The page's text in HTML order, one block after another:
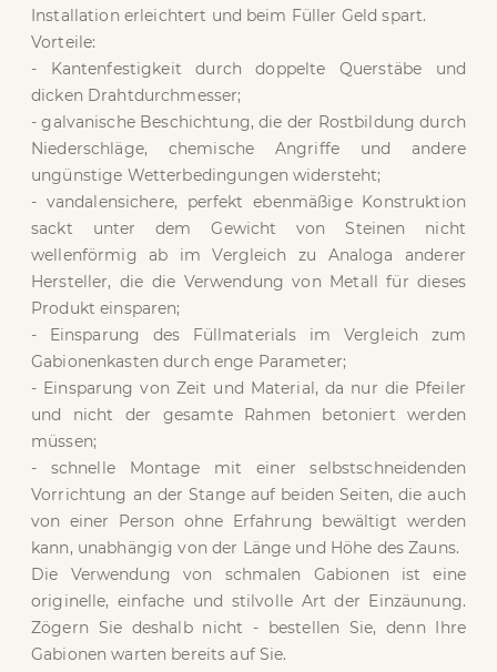
Installation erleichtert und beim Füller Geld spart.
Vorteile:
- Kantenfestigkeit durch doppelte Querstäbe und
dicken Drahtdurchmesser;
- galvanische Beschichtung, die der Rostbildung durch
Niederschläge, chemische Angriffe und andere
ungünstige Wetterbedingungen widersteht;
- vandalensichere, perfekt ebenmäßige Konstruktion
sackt unter dem Gewicht von Steinen nicht
wellenförmig ab im Vergleich zu Analoga anderer
Hersteller, die die Verwendung von Metall für dieses
Produkt einsparen;
- Einsparung des Füllmaterials im Vergleich zum
Gabionenkasten durch enge Parameter;
- Einsparung von Zeit und Material, da nur die Pfeiler
und nicht der gesamte Rahmen betoniert werden
müssen;
- schnelle Montage mit einer selbstschneidenden
Vorrichtung an der Stange auf beiden Seiten, die auch
von einer Person ohne Erfahrung bewältigt werden
kann, unabhängig von der Länge und Höhe des Zauns.
Die Verwendung von schmalen Gabionen ist eine
originelle, einfache und stilvolle Art der Einzäunung.
Zögern Sie deshalb nicht - bestellen Sie, denn Ihre
Gabionen warten bereits auf Sie.